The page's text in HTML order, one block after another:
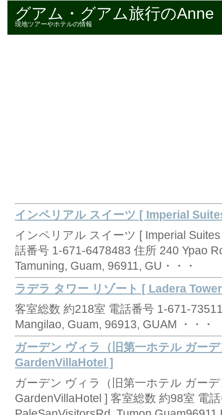
グアム・グアム旅行のAnne
現地ツアーやホテルの情報
インペリアル スイーツ [ Imperial
インペリアル スイーツ [ Imperial
話番号 1-671-6478483 住所 240 Ypao
Tamuning, Guam, 96911, GU・・・
ラデラ タワー リゾート [ Ladera
客室総数 約218室 電話番号 1-671-
Mangilao, Guam, 96913, GUAM ・・・
ガーデン ヴィラ（旧第一ホテル ガー
GardenVillaHotel ]
ガーデン ヴィラ（旧第一ホテル ガー
GardenVillaHotel ] 客室総数 約98室 電